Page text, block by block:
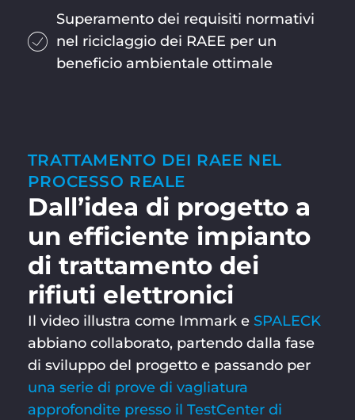
Superamento dei requisiti normativi
nel riciclaggio dei RAEE per un
beneficio ambientale ottimale
TRATTAMENTO DEI RAEE NEL
PROCESSO REALE
Dall’idea di progetto a
un efficiente impianto
di trattamento dei
rifiuti elettronici
Il video illustra come Immark e SPALECK
abbiano collaborato, partendo dalla fase
di sviluppo del progetto e passando per
una serie di prove di vagliatura
approfondite presso il TestCenter di